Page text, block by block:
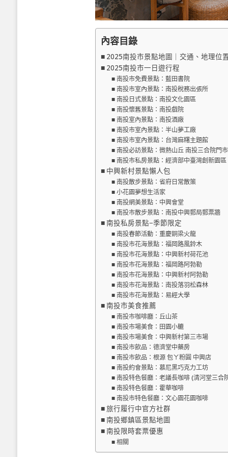
內容目錄
2025南投市景點地圖｜交通、地理位
2025南投市一日遊行程
南投市免費景點：藍田書院
南投市室內景點：南投稅務出張所
南投日式景點：南投文化園區
南投懷舊景點：南投戲院
南投室內景點：南投酒廠
南投市室內景點：半山夢工廠
南投市室內景點：台灣麻糬主題館
南投必訪景點：微熱山丘 南投三合院門市
南投市私房景點：經濟部中臺灣創新園區
中興新村景點懶人包
南投散步景點：省府日常散策
小花園夢想生活家
南投網美景點：中興會堂
南投市散步景點：南投中興郵局郵票牆
南投私房景點−季節限定
南投春節活動：重慶銅梁火龍
南投市花海景點：福岡路風鈴木
南投市花海景點：中興新村荷花池
南投市花海景點：福岡路阿勃勒
南投市花海景點：中興新村阿勃勒
南投市花海景點：南投落羽松森林
南投市花海景點：易經大學
南投市美食推薦
南投市咖啡廳：丘山茶
南投市場美食：田園小轆
南投市場美食：中興新村第三市場
南投市飲品：德濟堂中藥房
南投市飲品：根源 包ㄚ粉圓 中興店
南投約會景點：慕尼黑巧克力工坊
南投特色餐廳：老議長咖啡 (清河堂三合
南投特色餐廳：霍華咖啡
南投市特色餐廳：文心園花園咖啡
旅行履行中官方社群
南投鄉鎮區景點地圖
南投限時套票優惠
相關